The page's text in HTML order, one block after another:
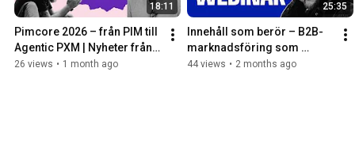
18:11
Pimcore 2026 – från PIM till
Agentic PXM | Nyheter från
Pimcore Inspire
26 views • 1 month ago
25:35
Innehåll som berör – B2B-
marknadsföring som
stannar kvar
44 views • 2 months ago